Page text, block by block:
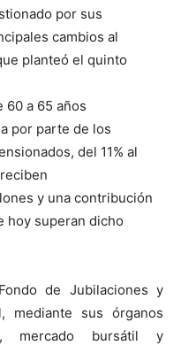
por sus
cambios al
planteó el quinto
60 a 65 años
por parte de los
del 11% al
y una contribución
hoy superan dicho
de Jubilaciones y
mediante sus órganos
mercado bursátil y